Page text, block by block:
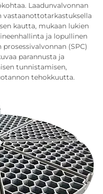
Laadunvalvonnan
kautta, mukaan lukien
ja lopullinen
(SPC)
parannusta ja
tunnistamisen,
tehokkuutta.